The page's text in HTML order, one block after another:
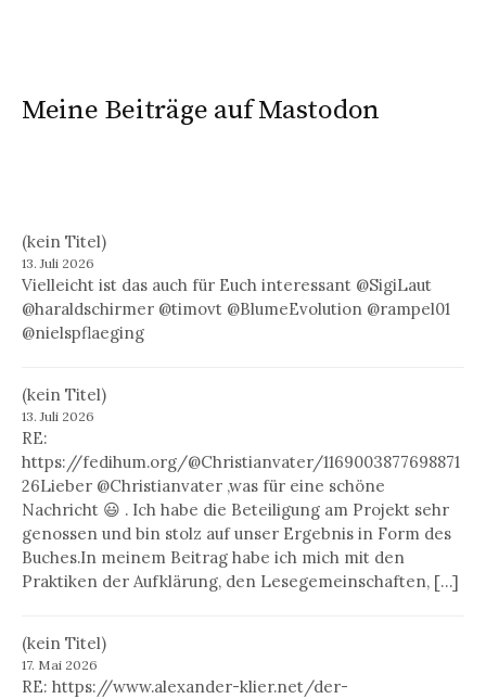
Meine Beiträge auf Mastodon
(kein Titel)
13. Juli 2026
Vielleicht ist das auch für Euch interessant @SigiLaut
@haraldschirmer @timovt @BlumeEvolution @rampel01
@nielspflaeging
(kein Titel)
13. Juli 2026
RE:
https://fedihum.org/@Christianvater/1169003877698871
26Lieber @Christianvater ,was für eine schöne
Nachricht 😃 . Ich habe die Beteiligung am Projekt sehr
genossen und bin stolz auf unser Ergebnis in Form des
Buches.In meinem Beitrag habe ich mich mit den
Praktiken der Aufklärung, den Lesegemeinschaften, […]
(kein Titel)
17. Mai 2026
RE: https://www.alexander-klier.net/der-